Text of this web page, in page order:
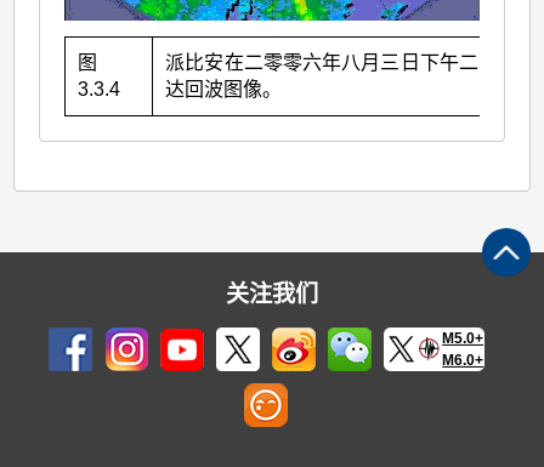
图
3.3.4
派比安在二零零六年八月三日下午二时的雷
达回波图像。
关注我们
M5.0+
M6.0+